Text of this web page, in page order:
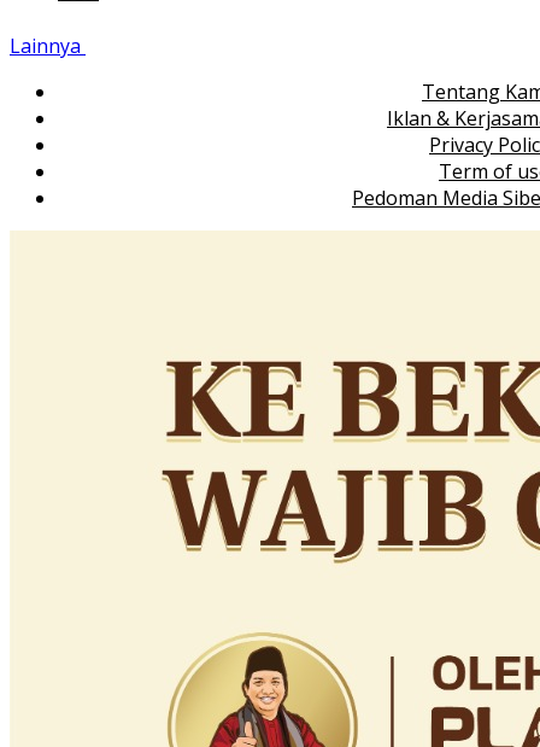
Lainnya
Tentang
Iklan &
Privacy
Term of
Pedoman Media